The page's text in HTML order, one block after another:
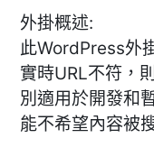
外掛概述:
此WordPress外
實時URL不符，
別適用於開發和
能不希望內容被